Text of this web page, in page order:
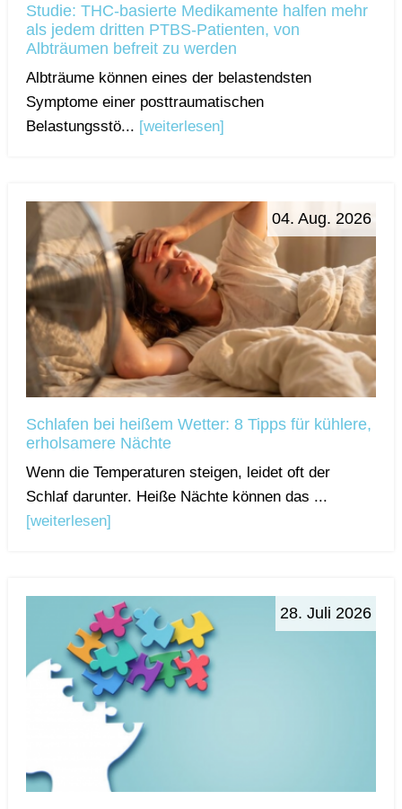
Studie: THC-basierte Medikamente halfen mehr
als jedem dritten PTBS-Patienten, von
Albträumen befreit zu werden
Albträume können eines der belastendsten
Symptome einer posttraumatischen
Belastungsstö... [weiterlesen]
04. Aug. 2026
Schlafen bei heißem Wetter: 8 Tipps für kühlere,
erholsamere Nächte
Wenn die Temperaturen steigen, leidet oft der
Schlaf darunter. Heiße Nächte können das ...
[weiterlesen]
28. Juli 2026